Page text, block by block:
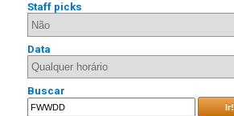
Staff picks
Data
Buscar
Ir!